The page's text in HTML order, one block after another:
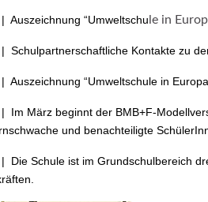
| Auszeichnung “Umweltschu le in
| Schulpartnerschaftliche Kontakte zu
| Auszeichnung “Umweltschule in
| Im März beginnt der BMB+F-
und benachteiligte
| Die Schule ist im Grundschulbereich